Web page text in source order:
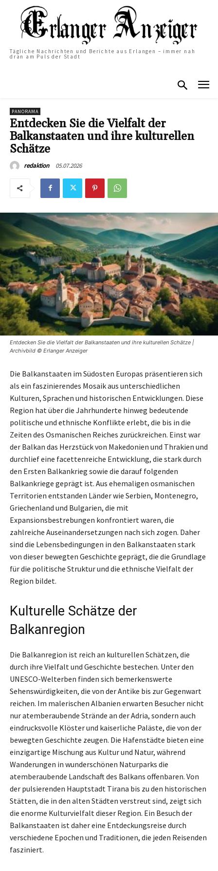
Tägliche Nachrichten und Berichte aus Erlangen – immer nah
dran am Puls der Stadt
PANORAMA
Entdecken Sie die Vielfalt der
Balkanstaaten und ihre kulturellen
Schätze
redaktion 05.07.2026
Entdecken Sie die Vielfalt der Balkanstaaten und ihre kulturellen Schätze |
Archivbild © Erlanger Anzeiger
Die Balkanstaaten im Südosten Europas präsentieren sich
als ein faszinierendes Mosaik aus unterschiedlichen
Kulturen, Sprachen und historischen Entwicklungen. Diese
Region hat über die Jahrhunderte hinweg bedeutende
politische und ethnische Konflikte erlebt, die bis in die
Zeiten des Osmanischen Reiches zurückreichen. Einst war
der Balkan das Herzstück von Makedonien und Thrakien und
durchlief eine facettenreiche Entwicklung, die stark durch
den Ersten Balkankrieg sowie die darauf folgenden
Balkankriege geprägt ist. Aus ehemaligen osmanischen
Territorien entstanden Länder wie Serbien, Montenegro,
Griechenland und Bulgarien, die mit
Expansionsbestrebungen konfrontiert waren, die
zahlreiche Auseinandersetzungen nach sich zogen. Daher
sind die Lebensbedingungen in den Balkanstaaten stark
von dieser bewegten Geschichte geprägt, die die Grundlage
für die politische Struktur und die ethnische Vielfalt der
Region bildet.
Kulturelle Schätze der
Balkanregion
Die Balkanregion ist reich an kulturellen Schätzen, die
durch ihre Vielfalt und Geschichte bestechen. Unter den
UNESCO-Welterben finden sich bemerkenswerte
Sehenswürdigkeiten, die von der Antike bis zur Gegenwart
reichen. Im malerischen Albanien erwarten Besucher nicht
nur atemberaubende Strände an der Adria, sondern auch
eindrucksvolle Klöster und kaiserliche Paläste, die von der
bewegten Geschichte zeugen. Die Hafenstädte bieten eine
einzigartige Mischung aus Kultur und Natur, während
Wanderungen in wunderschönen Naturparks die
atemberaubende Landschaft des Balkans offenbaren. Von
der pulsierenden Hauptstadt Tirana bis zu den historischen
Stätten, die in den alten Städten verstreut sind, zeigt sich
die enorme Kulturvielfalt dieser Region. Ein Besuch der
Balkanstaaten ist daher eine Entdeckungsreise durch
verschiedene Epochen und Traditionen, die jeden Reisenden
fasziniert.